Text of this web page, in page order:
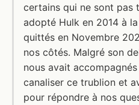
certains qui ne sont pas
adopté Hulk en 2014 à
quittés en Novembre
nos côtés. Malgré son
nous avait
canaliser ce trublion et
pour répondre à nos